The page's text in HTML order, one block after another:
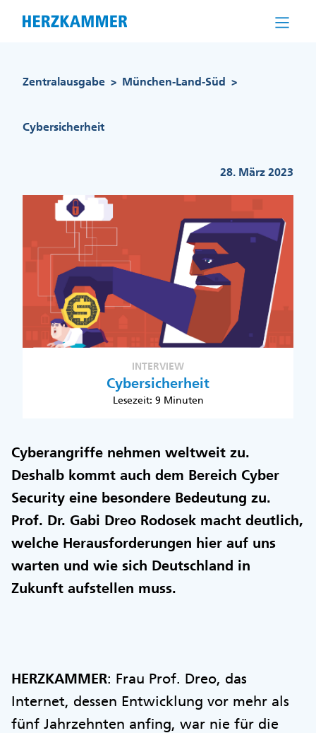
Zentralausgabe > München-Land-Süd >
Cybersicherheit
28. März 2023
INTERVIEW
Cybersicherheit
Lesezeit: 9 Minuten
Cyberangriffe nehmen weltweit zu.
Deshalb kommt auch dem Bereich Cyber
Security eine besondere Bedeutung zu.
Prof. Dr. Gabi Dreo Rodosek macht deutlich,
welche Herausforderungen hier auf uns
warten und wie sich Deutschland in
Zukunft aufstellen muss.
HERZKAMMER: Frau Prof. Dreo, das
Internet, dessen Entwicklung vor mehr als
fünf Jahrzehnten anfing, war nie für die